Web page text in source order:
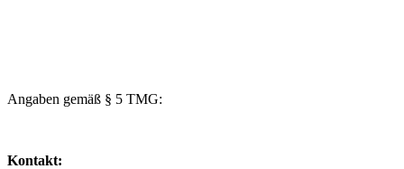
Angaben gemäß § 5 TMG:
Kontakt: